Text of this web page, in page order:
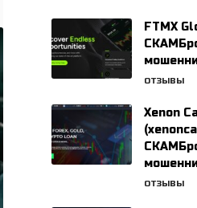
FTMX
ОТЗЫВЫ
Xenon
ОТЗЫВЫ